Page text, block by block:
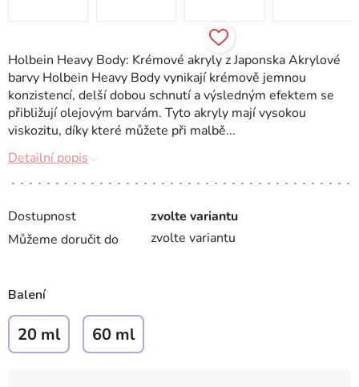
Dostupnost
zvolte variantu
Můžeme doručit do
zvolte variantu
Balení
20 ml 60 ml
Holbein Heavy Body: Krémové akryly z Japonska Akrylové
barvy Holbein Heavy Body vynikají krémově jemnou
konzistencí, delší dobou schnutí a výsledným efektem se
přibližují olejovým barvám. Tyto akryly mají vysokou
viskozitu, díky které můžete při malbě...
Detailní popis